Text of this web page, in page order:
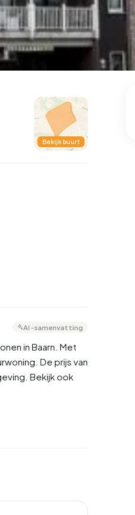
Tussenwoning
85
Tussenwoning
312
Bekijk buurt
AI-samenvatting
in Baarn. Met
De prijs van
Bekijk ook